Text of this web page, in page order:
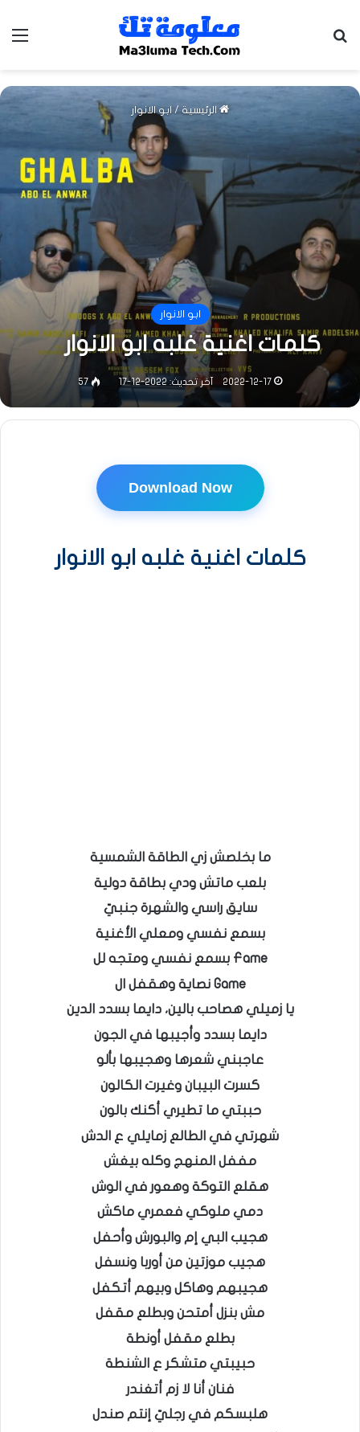
الرئيسية / ابو الانوار
ابو الانوار
كلمات اغنية غلبه ابو الانوار
2022-12-17 آخر تحديث: 2022-12-17 57
Download Now
كلمات اغنية غلبه ابو الانوار
ما بخلصش زي الطاقة الشمسية
بلعب ماتش ودي بطاقة دولية
سايق راسي والشهرة جنبيّ
بسمع نفسي ومعلي الأغنية
Fame بسمع نفسي ومتجه لل
Game نصاية وهقفل ال
يا زميلي هصاحب بالين، دايما بسدد الدين
دايما بسدد وأجيبها في الجون
عاجبني شعرها وهجيبها بألو
كسرت البيبان وغيرت الكالون
حببتي ما تطيري أكنك بالون
شهرتي في الطالع زمايلي ع الدش
مففل المنهج وكله بيغش
هقلع التوكة وهعور في الوش
دمي ملوكي فعمري ماكش
هجيب البي إم والبورش وأحفل
هجيب موزتين من أوربا ونسفل
هجيبهم وهاكل وبيهم أتكفل
مش بنزل أمتحن وبطلع مقفل
بطلع مقفل أونطة
حبيبتي متشكر ع الشنطة
فنان أنا لا زم أتغندر
هلبسكم في رجليّ إنتم صندل